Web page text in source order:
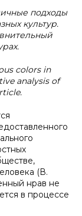
подходы
культур.
colors in
analysis of
(В.
нрав не
в процессе